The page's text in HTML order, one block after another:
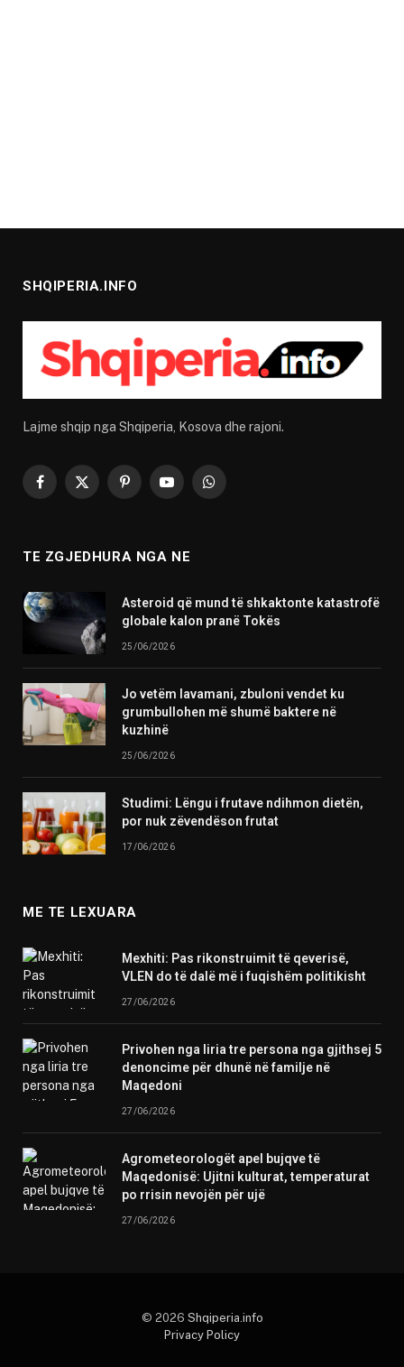
SHQIPERIA.INFO
Lajme shqip nga Shqiperia, Kosova dhe rajoni.
Facebook
X
PinterestYouTubeWhatsApp
TE ZGJEDHURA NGA NE
Asteroid që mund të shkaktonte katastrofë
globale kalon pranë Tokës
25/06/2026
Jo vetëm lavamani, zbuloni vendet ku
grumbullohen më shumë baktere në
kuzhinë
25/06/2026
Studimi: Lëngu i frutave ndihmon dietën,
por nuk zëvendëson frutat
17/06/2026
ME TE LEXUARA
Mexhiti: Pas rikonstruimit të qeverisë,
VLEN do të dalë më i fuqishëm politikisht
27/06/2026
Privohen nga liria tre persona nga gjithsej 5
denoncime për dhunë në familje në
Maqedoni
27/06/2026
Agrometeorologët apel bujqve të
Maqedonisë: Ujitni kulturat, temperaturat
po rrisin nevojën për ujë
27/06/2026
© 2026 Shqiperia.info
Privacy Policy